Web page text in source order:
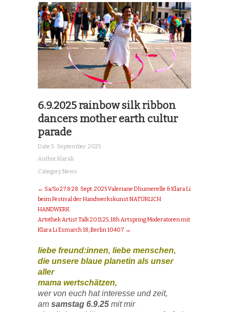
6.9.2025 rainbow silk ribbon
dancers mother earth cultur
parade
Date:5. September 2025
Author:klarali
Category:News
← Sa/So 27.& 28. Sept. 2025 Valeriane Dhumerelle & Klara Li
beim Festival der Handwerkskunst NATÜRLICH
HANDWERK
Artothek Artist Talk 20.11.25, 18h Artspring Moderatoren mit
Klara Li Esmarch 18, Berlin 10407 →
liebe freund:innen, liebe menschen,
die unsere blaue planetin als unser
aller
mama wertschätzen,
wer von euch hat interesse und zeit,
am samstag 6.9.25 mit mir